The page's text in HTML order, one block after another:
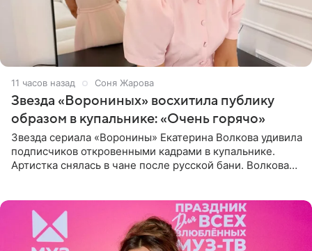
11 часов назад Соня Жарова
Звезда «Ворониных» восхитила публику
образом в купальнике: «Очень горячо»
Звезда сериала «Воронины» Екатерина Волкова удивила
подписчиков откровенными кадрами в купальнике.
Артистка снялась в чане после русской бани. Волкова